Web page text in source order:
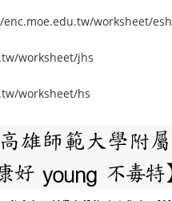
worksheet/esh
worksheet/jhs
worksheet/hs